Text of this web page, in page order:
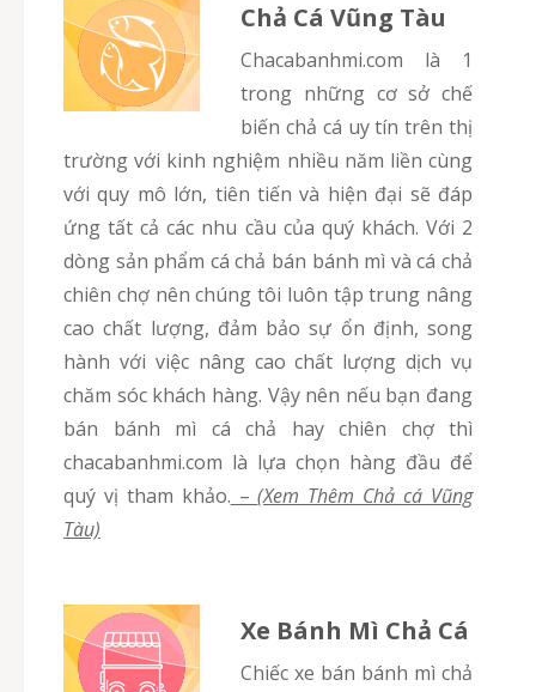
Chả Cá Vũng Tàu
chacabanhmi.com là 1
trong những cơ sở chế
biến chả cá uy tín trên thị
trường với kinh nghiệm nhiều năm liền cùng
với quy mô lớn, tiên tiến và hiện đại sẽ đáp
ứng tất cả các nhu cầu của quý khách. Với 2
dòng sản phẩm cá chả bán bánh mì và cá chả
chiên chợ nên chúng tôi luôn tập trung nâng
cao chất lượng, đảm bảo sự ổn định, song
hành với việc nâng cao chất lượng dịch vụ
chăm sóc khách hàng. Vậy nên nếu bạn đang
bán bánh mì cá chả hay chiên chợ thì
chacabanhmi.com là lựa chọn hàng đầu để
quý vị tham khảo. –(Xem Thêm Chả cá Vũng
Tàu)
Xe Bánh Mì Chả Cá
Chiếc xe bán bánh mì chả